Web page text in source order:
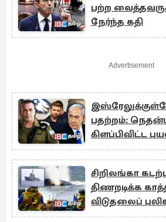
பற்ற
நேர்ந்த கதி
Advertisement
பதற்றம்:
கிளப்பிவிட்ட
சிறிலங்கா
திணறடிக்க
விடுதலைப்
கப்பல்!